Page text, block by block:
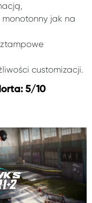
jak na
customizacji.
5/10